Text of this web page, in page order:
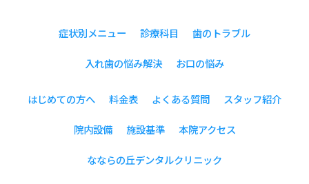
症状別メニュー 診療科目 歯のトラブル
入れ歯の悩み解決 お口の悩み
はじめての方へ 料金表 よくある質問 スタッフ紹介
院内設備 施設基準 本院アクセス
なならの丘デンタルクリニック